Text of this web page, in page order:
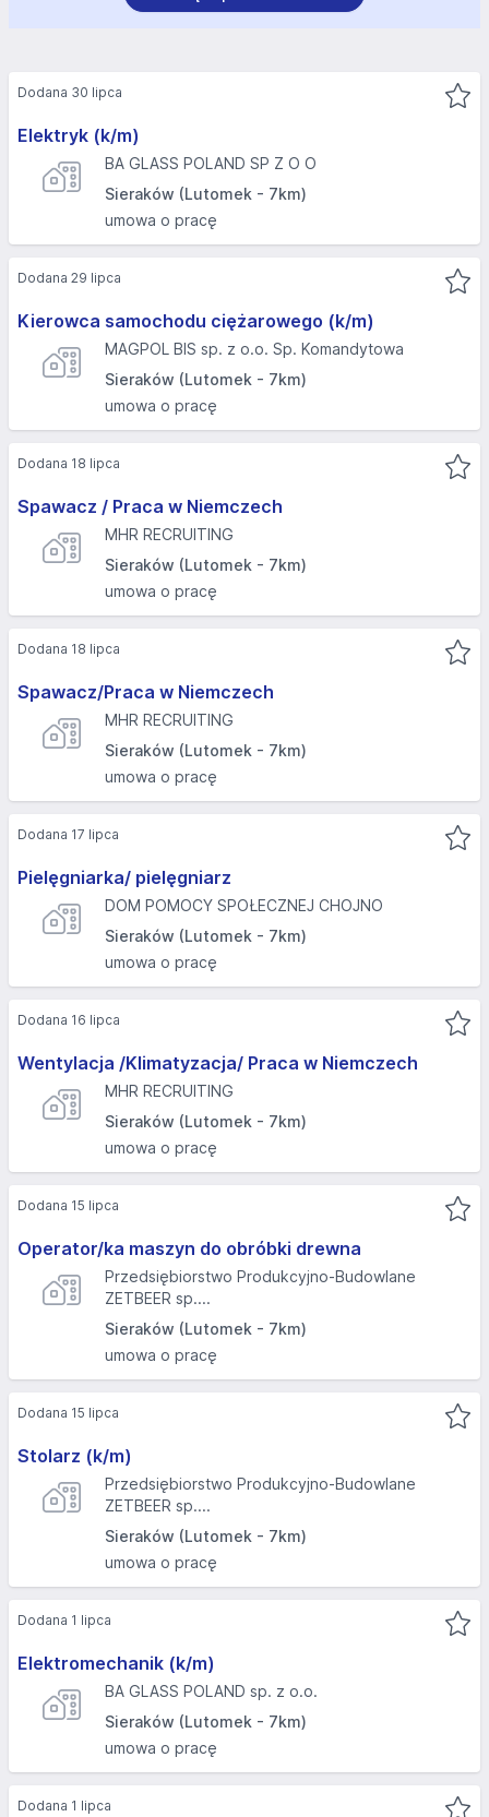
Elektryk (k/m)
BA GLASS POLAND SP Z O O
Sieraków (Lutomek - 7km)
umowa o pracę
Dodana 30 lipca
Kierowca samochodu ciężarowego (k/m)
MAGPOL BIS sp. z o.o. Sp. Komandytowa
Sieraków (Lutomek - 7km)
umowa o pracę
Dodana 29 lipca
Spawacz / Praca w Niemczech
MHR RECRUITING
Sieraków (Lutomek - 7km)
umowa o pracę
Dodana 18 lipca
Spawacz/Praca w Niemczech
MHR RECRUITING
Sieraków (Lutomek - 7km)
umowa o pracę
Dodana 18 lipca
Pielęgniarka/ pielęgniarz
DOM POMOCY SPOŁECZNEJ CHOJNO
Sieraków (Lutomek - 7km)
umowa o pracę
Dodana 17 lipca
Wentylacja /Klimatyzacja/ Praca w Niemczech
MHR RECRUITING
Sieraków (Lutomek - 7km)
umowa o pracę
Dodana 16 lipca
Operator/ka maszyn do obróbki drewna
Przedsiębiorstwo Produkcyjno-Budowlane
ZETBEER sp....
Sieraków (Lutomek - 7km)
umowa o pracę
Dodana 15 lipca
Stolarz (k/m)
Przedsiębiorstwo Produkcyjno-Budowlane
ZETBEER sp....
Sieraków (Lutomek - 7km)
umowa o pracę
Dodana 15 lipca
Elektromechanik (k/m)
BA GLASS POLAND sp. z o.o.
Sieraków (Lutomek - 7km)
umowa o pracę
Dodana 1 lipca
Dodana 1 lipca